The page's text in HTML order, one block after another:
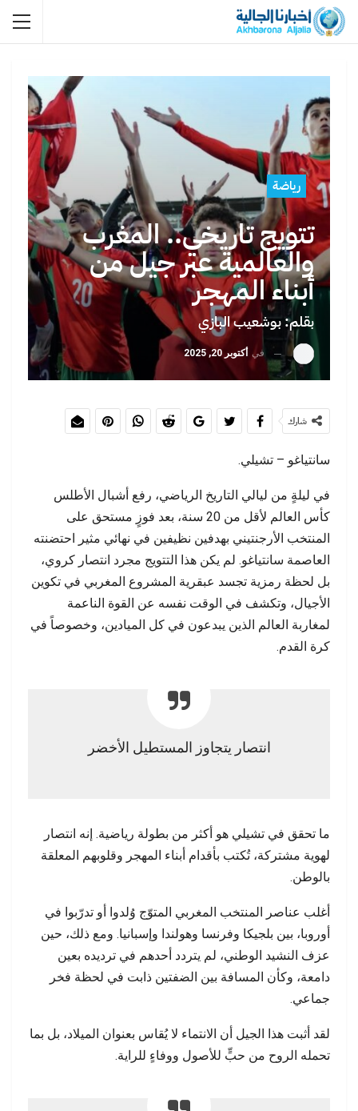
رياضة
تتويج تاريخي.. المغرب
والعالمية عبر جيل من
أبناء المهجر
بقلم: بوشعيب البازي
في أكتوبر 20, 2025
شارك
سانتياغو – تشيلي.
في ليلةٍ من ليالي التاريخ الرياضي، رفع أشبال الأطلس
كأس العالم لأقل من 20 سنة، بعد فوزٍ مستحق على
المنتخب الأرجنتيني بهدفين نظيفين في نهائي مثير احتضنته
العاصمة سانتياغو. لم يكن هذا التتويج مجرد انتصار كروي،
بل لحظة رمزية تجسد عبقرية المشروع المغربي في تكوين
الأجيال، وتكشف في الوقت نفسه عن القوة الناعمة
لمغاربة العالم الذين يبدعون في كل الميادين، وخصوصاً في
كرة القدم.
انتصار يتجاوز المستطيل الأخضر
ما تحقق في تشيلي هو أكثر من بطولة رياضية. إنه انتصار
لهوية مشتركة، تُكتب بأقدام أبناء المهجر وقلوبهم المعلقة
بالوطن.
أغلب عناصر المنتخب المغربي المتوّج وُلدوا أو تدرّبوا في
أوروبا، بين بلجيكا وفرنسا وهولندا وإسبانيا. ومع ذلك، حين
عزف النشيد الوطني، لم يتردد أحدهم في ترديده بعين
دامعة، وكأن المسافة بين الضفتين ذابت في لحظة فخر
جماعي.
لقد أثبت هذا الجيل أن الانتماء لا يُقاس بعنوان الميلاد، بل بما
تحمله الروح من حبٍّ للأصول ووفاءٍ للراية.